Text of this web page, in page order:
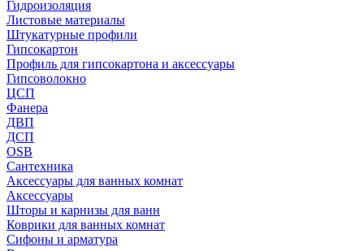
Гидроизоляция
Листовые материалы
Штукатурные профили
Гипсокартон
Профиль для гипсокартона и аксессуары
Гипсоволокно
ЦСП
Фанера
ДВП
ДСП
OSB
Сантехника
Аксессуары для ванных комнат
Аксессуары
Шторы и карнизы для ванн
Коврики для ванных комнат
Сифоны и арматура